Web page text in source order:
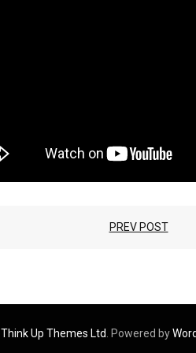
PREV POST
Think Up Themes Ltd. Powered by